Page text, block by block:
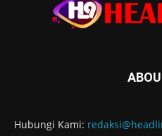
Hubungi Kami: